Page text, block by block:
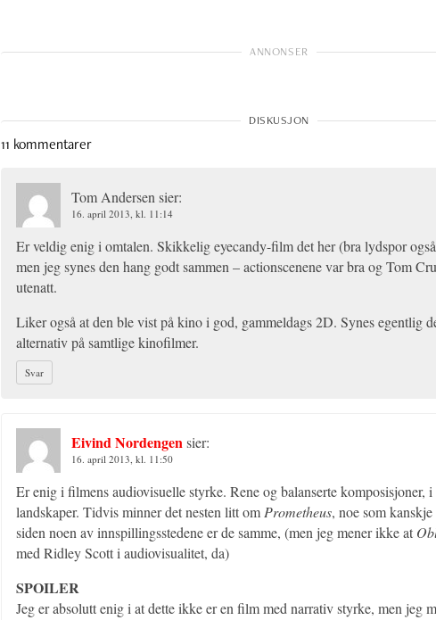
11 kommentarer
Tom Andersen sier:
16. april 2013, kl. 11:14
Er veldig enig i omtalen. Skikkelig eyecandy-film det her (bra lydspor
men jeg synes den hang godt sammen – actionscenene var bra og Tom
utenatt.
Liker også at den ble vist på kino i god, gammeldags 2D. Synes egentlig
alternativ på samtlige kinofilmer.
Svar
Eivind Nordengensier:
16. april 2013, kl. 11:50
Er enig i filmens audiovisuelle styrke. Rene og balanserte komposisjoner,
landskaper. Tidvis minner det nesten litt omPrometheus, noe som
siden noen av innspillingsstedene er de samme, (men jeg mener ikke at
med Ridley Scott i audiovisualitet, da)
SPOILER
Jeg er absolutt enig i at dette ikke er en film med narrativ styrke, men jeg